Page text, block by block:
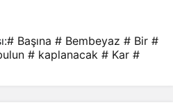
# Başına # Bembeyaz # Bir #
# kaplanacak # Kar #